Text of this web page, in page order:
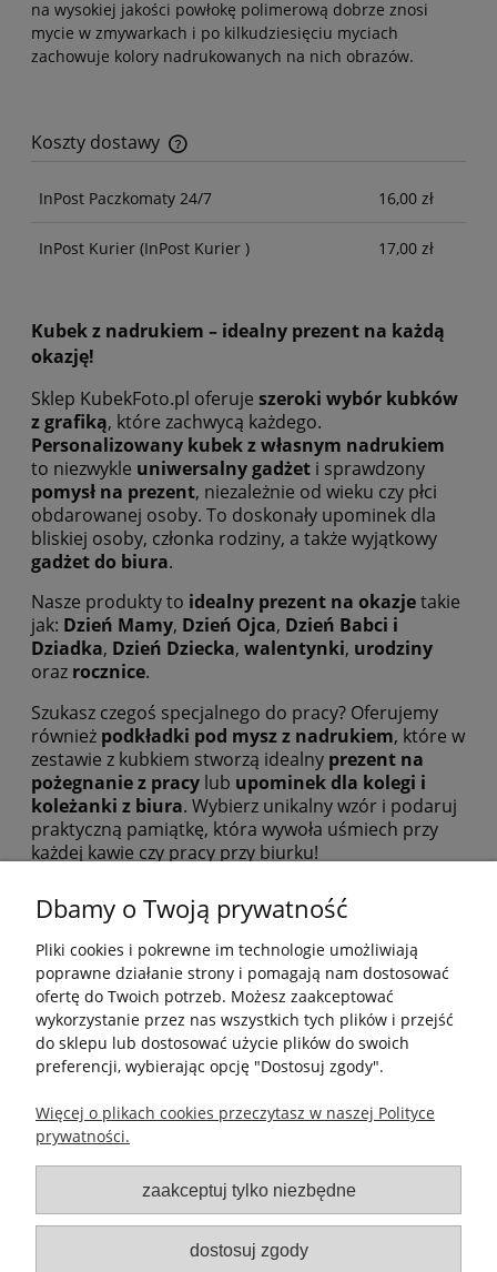
na wysokiej jakości powłokę polimerową dobrze znosi
mycie w zmywarkach i po kilkudziesięciu myciach
zachowuje kolory nadrukowanych na nich obrazów.
Koszty dostawy
Cena nie zawiera ewentualnych kosztów płatności
InPost Paczkomaty 24/7 16,00 zł
InPost Kurier(InPost Kurier ) 17,00 zł
Kubek z nadrukiem – idealny prezent na każdą
okazję!
Sklep KubekFoto.pl oferuje szeroki wybór kubków
z grafiką, które zachwycą każdego.
Personalizowany kubek z własnym nadrukiem
to niezwykle uniwersalny gadżet i sprawdzony
pomysł na prezent, niezależnie od wieku czy płci
obdarowanej osoby. To doskonały upominek dla
bliskiej osoby, członka rodziny, a także wyjątkowy
gadżet do biura.
Nasze produkty to idealny prezent na okazjetakie
jak: Dzień Mamy, Dzień Ojca, Dzień Babci i
Dziadka, Dzień Dziecka, walentynki, urodziny
oraz rocznice.
Szukasz czegoś specjalnego do pracy? Oferujemy
również podkładki pod mysz z nadrukiem, które w
zestawie z kubkiem stworzą idealny prezent na
pożegnanie z pracy lub upominek dla kolegi i
koleżanki z biura. Wybierz unikalny wzór i podaruj
praktyczną pamiątkę, która wywoła uśmiech przy
każdej kawie czy pracy przy biurku!
Pomoc
Informacje
O nas
Dbamy o Twoją prywatność
Pliki cookies i pokrewne im technologie umożliwiają
poprawne działanie strony i pomagają nam dostosować
ofertę do Twoich potrzeb. Możesz zaakceptować
wykorzystanie przez nas wszystkich tych plików i przejść
do sklepu lub dostosować użycie plików do swoich
preferencji, wybierając opcję "Dostosuj zgody".
Więcej o plikach cookies przeczytasz w naszej Polityce
prywatności.
zaakceptuj tylko niezbędne
dostosuj zgody